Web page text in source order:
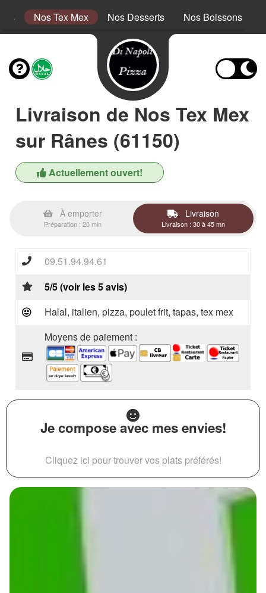
Nos Tex Mex Nos Desserts Nos Boissons
Livraison de Nos Tex Mex
sur Rânes (61150)
Actuellement ouvert!
À emporter
Préparation : 20 min
Livraison
Livraison : 30 à 45 mn
09.51.94.94.61
5/5 (voir les 5 avis)
Halal, italien, pizza, poulet frit, tapas, tex mex
Moyens de paiement :
Je compose avec mes envies!
Cliquez ici pour trouver vos plats préférés!